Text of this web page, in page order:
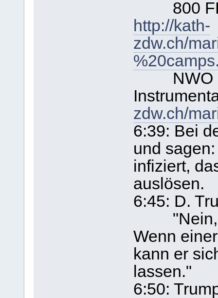
800
http://kath-
zdw.ch/
NWO -
zdw.ch/
6:39: Bei
und
infiziert,
auslösen.
6:45: D.
"Nein,
Wenn
kann er
lassen."
6:50: